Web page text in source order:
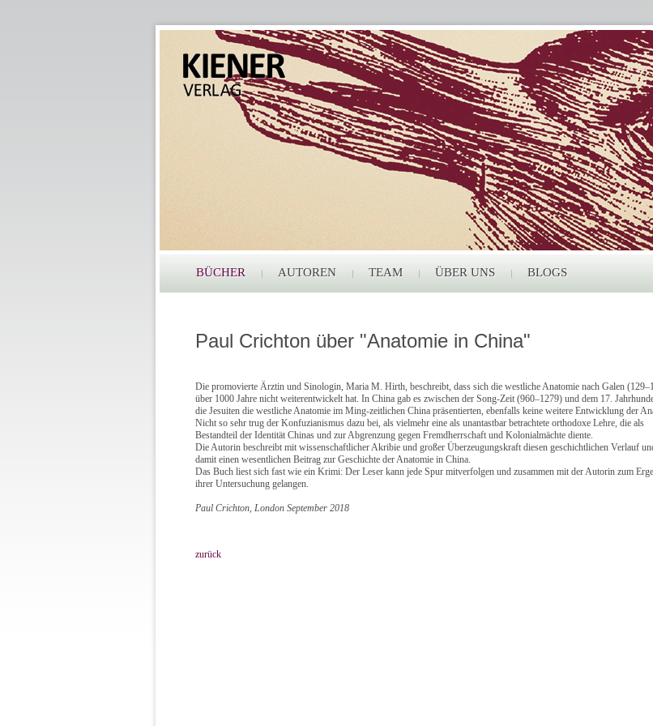
BÜCHER AUTOREN TEAM ÜBER UNS BLOGS
Paul Crichton über "Anatomie in China"
Die promovierte Ärztin und Sinologin, Maria M. Hirth, beschreibt, dass sich die westliche Anatomie nach Galen
über 1000 Jahre nicht weiterentwickelt hat. In China gab es zwischen der Song-Zeit (960–1279) und dem 17.
die Jesuiten die westliche Anatomie im Ming-zeitlichen China präsentierten, ebenfalls keine weitere Entwicklung der
Nicht so sehr trug der Konfuzianismus dazu bei, als vielmehr eine als unantastbar betrachtete orthodoxe Lehre, die als
Bestandteil der Identität Chinas und zur Abgrenzung gegen Fremdherrschaft und Kolonialmächte diente.
Die Autorin beschreibt mit wissenschaftlicher Akribie und großer Überzeugungskraft diesen geschichtlichen Verlauf
damit einen wesentlichen Beitrag zur Geschichte der Anatomie in China.
Das Buch liest sich fast wie ein Krimi: Der Leser kann jede Spur mitverfolgen und zusammen mit der Autorin zum
ihrer Untersuchung gelangen.
Paul Crichton, London September 2018
zurück